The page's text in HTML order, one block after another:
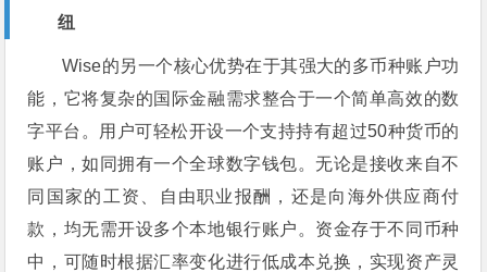
纽
Wise的另一个核心优势在于其强大的多币种账户功
能，它将复杂的国际金融需求整合于一个简单高效的数
字平台。用户可轻松开设一个支持持有超过50种货币的
账户，如同拥有一个全球数字钱包。无论是接收来自不
同国家的工资、自由职业报酬，还是向海外供应商付
款，均无需开设多个本地银行账户。资金存于不同币种
中，可随时根据汇率变化进行低成本兑换，实现资产灵